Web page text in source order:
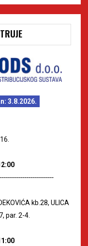
3.8.2026.
kb.28, ULICA
par. 2-4.